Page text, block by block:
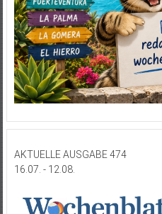
AKTUELLE AUSGABE 474
16.07. - 12.08.